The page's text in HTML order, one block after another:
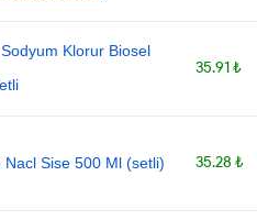
Klorur Biosel
35.91 ₺
Sise 500 Ml (setli) 35.28 ₺